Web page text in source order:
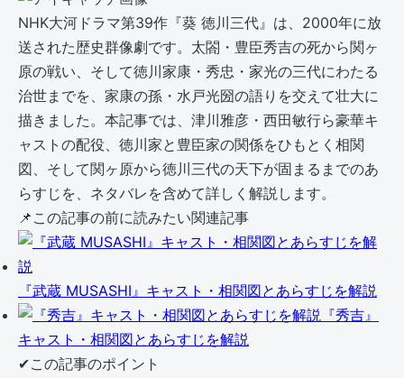
NHK大河ドラマ第39作『葵 徳川三代』は、2000年に放
送された歴史群像劇です。太閤・豊臣秀吉の死から関ヶ
原の戦い、そして徳川家康・秀忠・家光の三代にわたる
治世までを、家康の孫・水戸光圀の語りを交えて壮大に
描きました。本記事では、津川雅彦・西田敏行ら豪華キ
ャストの配役、徳川家と豊臣家の関係をひもとく相関
図、そして関ヶ原から徳川三代の天下が固まるまでのあ
らすじを、ネタバレを含めて詳しく解説します。
📌 この記事の前に読みたい関連記事
『武蔵 MUSASHI』キャスト・相関図とあらすじを解説
『秀吉』
キャスト・相関図とあらすじを解説
✔この記事のポイント